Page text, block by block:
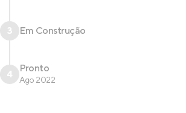
3 Em Construção
4 Pronto
Ago 2022